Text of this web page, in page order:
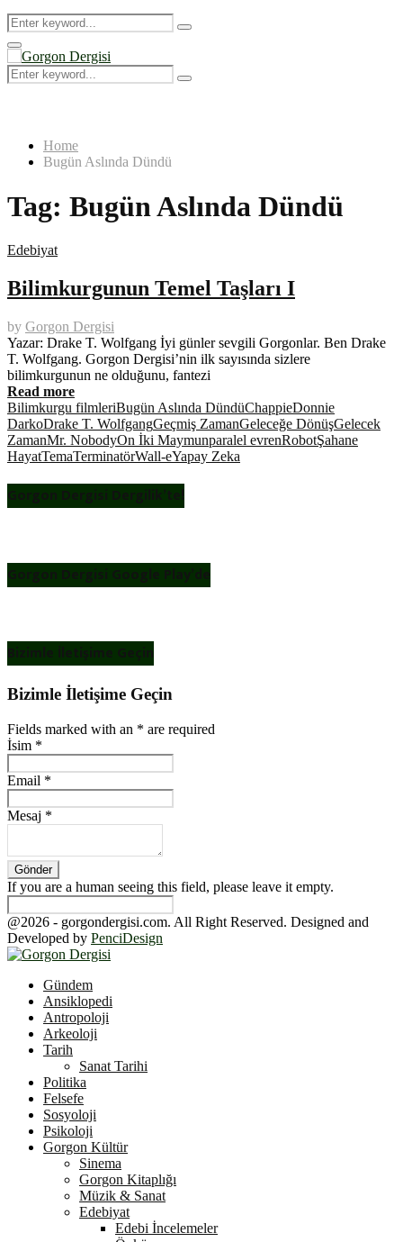
Search
for:
Search
Primary
Menu
Search
for:
Search
Home
Bugün Aslında Dündü
Tag: Bugün Aslında Dündü
Edebiyat
Bilimkurgunun Temel Taşları I
by Gorgon Dergisi
Yazar: Drake T. Wolfgang İyi günler sevgili Gorgonlar. Ben Drake
T. Wolfgang. Gorgon Dergisi’nin ilk sayısında sizlere
bilimkurgunun ne olduğunu, fantezi
Read more
Bilimkurgu filmleriBugün Aslında DündüChappieDonnie
DarkoDrake T. WolfgangGeçmiş ZamanGeleceğe DönüşGelecek
ZamanMr. NobodyOn İki Maymunparalel evrenRobotŞahane
HayatTemaTerminatörWall-eYapay Zeka
Gorgon Dergisi Dergilik’te!
Gorgon Dergisi Google Play’de
Bizimle İletişime Geçin
Bizimle İletişime Geçin
Fields marked with an * are required
İsim *
Email *
Mesaj *
If you are a human seeing this field, please leave it empty.
@2026 - gorgondergisi.com. All Right Reserved. Designed and
Developed by PenciDesign
Gündem
Ansiklopedi
Antropoloji
Arkeoloji
Tarih
Sanat Tarihi
Politika
Felsefe
Sosyoloji
Psikoloji
Gorgon Kültür
Sinema
Gorgon Kitaplığı
Müzik & Sanat
Edebiyat
Edebi İncelemeler